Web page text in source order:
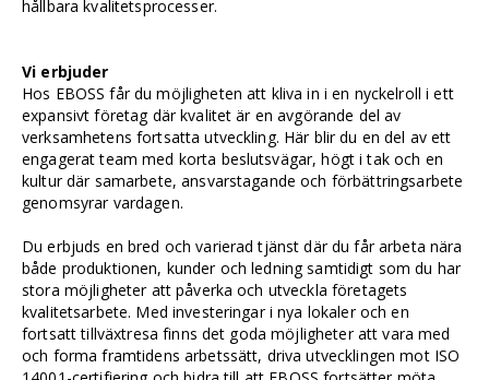
hållbara kvalitetsprocesser.
Vi erbjuder
Hos EBOSS får du möjligheten att kliva in i en nyckelroll i ett
expansivt företag där kvalitet är en avgörande del av
verksamhetens fortsatta utveckling. Här blir du en del av ett
engagerat team med korta beslutsvägar, högt i tak och en
kultur där samarbete, ansvarstagande och förbättringsarbete
genomsyrar vardagen.
Du erbjuds en bred och varierad tjänst där du får arbeta nära
både produktionen, kunder och ledning samtidigt som du har
stora möjligheter att påverka och utveckla företagets
kvalitetsarbete. Med investeringar i nya lokaler och en
fortsatt tillväxtresa finns det goda möjligheter att vara med
och forma framtidens arbetssätt, driva utvecklingen mot ISO